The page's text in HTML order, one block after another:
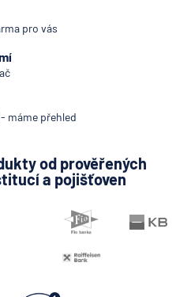
pro vás
máme přehled
od prověřených
a pojišťoven